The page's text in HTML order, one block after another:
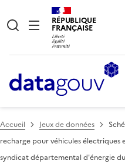
RÉPUBLIQUE
FRANÇAISE
Accueil Jeux de données
recharge pour véhicules électriques
syndicat départemental d'énergie